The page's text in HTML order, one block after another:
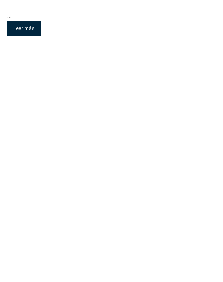
...
Leer más